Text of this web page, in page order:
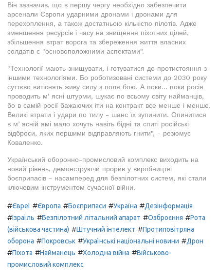
Він зазначив, що в першу чергу необхідно забезпечити
арсенали Європи ударними дронами і дронами для
перехоплення, а також достатньою кількістю пілотів. Адже
зменшення ресурсів і часу на знищення піхотних цілей,
збільшення втрат ворога та збереження життя власних
солдатів є "основоположними аспектами".
"Технології мають знищувати, і готуватися до протистояння з
іншими технологіями. Бо роботизовані системи до 2030 року
суттєво витіснять живу силу з поля бою. А поки... поки росія
проводить мʼясні штурми, шукає по всьому світу найманців,
бо в самій росії бажаючих іти на контракт все менше і менше.
Великі втрати і удари по тилу - шанс їх зупинити. Опинитися
в мʼясній ямі мало хочуть навіть бідні та спиті російські
відброси, яких першими відправляють гнити", - резюмує
Коваленко.
Український оборонно-промисловий комплекс виходить на
новий рівень, демонструючи прорив у виробництві
боєприпасів - насамперед для безпілотних систем, які стали
ключовим інструментом сучасної війни.
#Євреї #Європа #Боєприпаси #Україна #Дезінформація
#Ізраїль #Безпілотний літальний апарат #Озброєння #Рота
(військова частина) #Штучний інтелект #Протиповітряна
оборона #Покровськ #Українські національні новини #Дрон
#Піхота #Найманець #Холодна війна #Військово-
промисловий комплекс